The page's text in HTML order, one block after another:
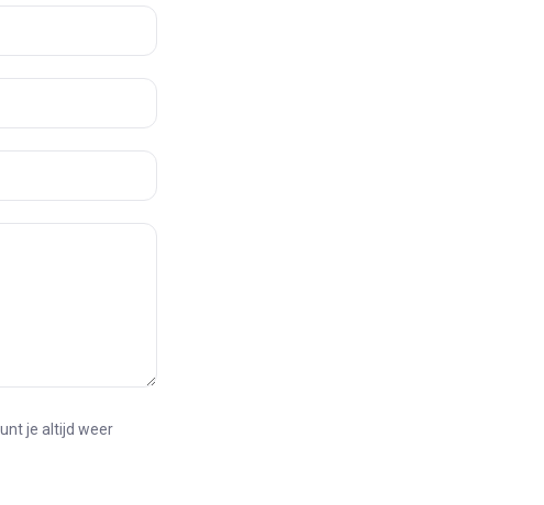
je altijd weer